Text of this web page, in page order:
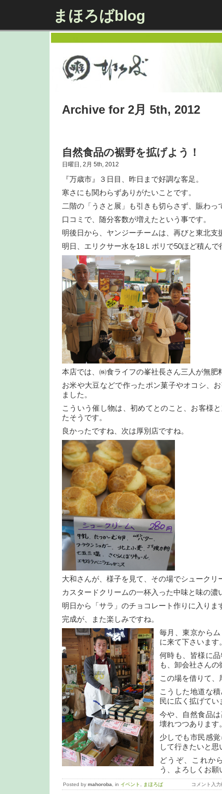
まほろばblog
Archive for 2月 5th, 2012
自然食品の裾野を拡げよう！
日曜日, 2月 5th, 2012
『万歳市』３日目、昨日まで好調な客足。
寒さにも関わらずありがたいことです。
二階の「うさと展」も引きも切らさず、賑わっ
口コミで、随分客数が増えたという事です。
明後日から、ヤンジーチームは、再びと東北支
明日、エリクサー水を18Ｌポリで50ほど積んで
本店では、㈱食ライフの峯社長さん三人が無肥
お米や大豆などで作ったポン菓子やオコシ、
ました。
こういう催し物は、初めてとのこと、お客様
たそうです。
良かったですね、次は厚別店ですね。
大和さんが、様子を見て、その場でシュークリ
カスタードクリームの一杯入った中味と味の濃
明日から「サラ」のチョコレート作りに入りま
完成が、また楽しみですね。
毎月、東京から
に来て下さいます
何時も、皆様に
も、卸会社さんの
この場を借りて
こうした地道な
民に広く拡げてい
今や、自然食品
壊れつつあります
少しでも市民感
して行きたいと思
どうぞ、これか
う、よろしくお
Posted by mahoroba, in イベント , まほろば コメント入力